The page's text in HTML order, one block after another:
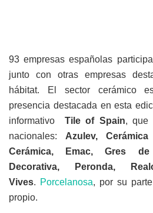
93 empresas españolas
junto con otras empresas
hábitat. El sector cerámico
presencia destacada en esta
informativo Tile of Spain, que
nacionales: Azulev,
Cerámica, Emac, Gres
Decorativa, Peronda,
Vives. Porcelanosa, por su
propio.